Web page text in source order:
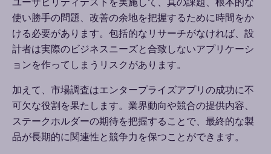
使い勝手の問題、改善の余地を把握するために時間をか
ける必要があります。包括的なリサーチがなければ、設
計者は実際のビジネスニーズと合致しないアプリケーシ
ョンを作ってしまうリスクがあります。
加えて、市場調査はエンタープライズアプリの成功に不
可欠な役割を果たします。業界動向や競合の提供内容、
ステークホルダーの期待を把握することで、最終的な製
品が長期的に関連性と競争力を保つことができます。